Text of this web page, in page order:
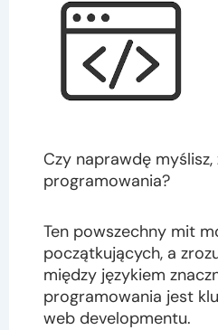
Czy naprawdę myślisz,
programowania?
Ten powszechny mit
początkujących, a
między językiem
programowania jest
web developmentu.